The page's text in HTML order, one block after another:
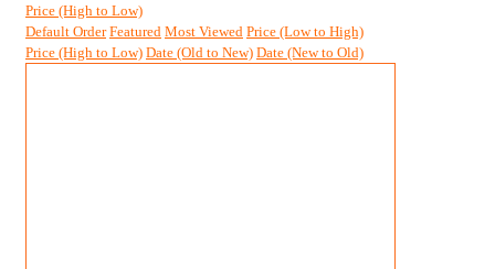
Price (High to Low)
Default Order Featured Most Viewed Price (Low to High)
Price (High to Low) Date (Old to New) Date (New to Old)